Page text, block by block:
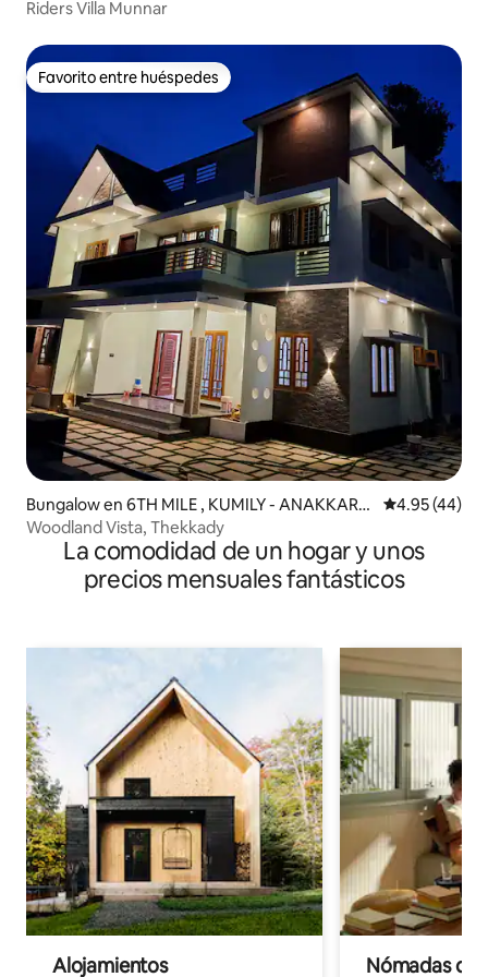
Riders Villa Munnar
Favorito entre huéspedes
Favorito entre huéspedes
Bungalow en 6TH MILE , KUMILY - ANAKKARA
ROAD.
Calificación
4.95 (44)
Woodland Vista, Thekkady
La comodidad de un hogar y unos
precios mensuales fantásticos
Alojamientos Nómadas